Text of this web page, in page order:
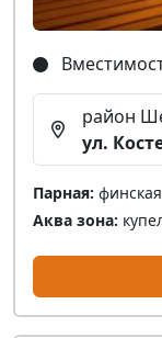
район
ул.
Парная:
Аква зона: